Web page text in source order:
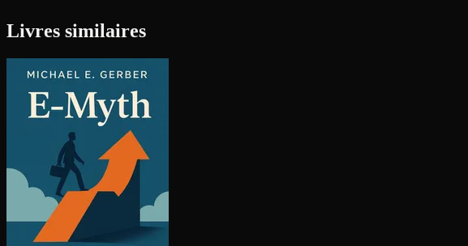
Livres similaires